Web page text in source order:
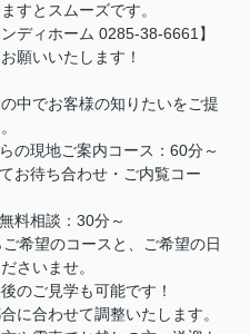
すとスムーズです。
ディホーム 0285-38-6661】
願いいたします！
中でお客様の知りたいをご提
の現地ご案内コース：60分～
お待ち合わせ・ご内覧コー
料相談：30分～
希望のコースと、ご希望の日
さいませ。
のご見学も可能です！
に合わせて調整いたします。